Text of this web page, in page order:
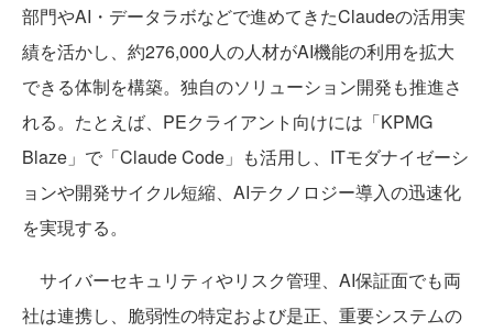
部門やAI・データラボなどで進めてきたClaudeの活用実
績を活かし、約276,000人の人材がAI機能の利用を拡大
できる体制を構築。独自のソリューション開発も推進さ
れる。たとえば、PEクライアント向けには「KPMG
Blaze」で「Claude Code」も活用し、ITモダナイゼーシ
ョンや開発サイクル短縮、AIテクノロジー導入の迅速化
を実現する。
サイバーセキュリティやリスク管理、AI保証面でも両
社は連携し、脆弱性の特定および是正、重要システムの